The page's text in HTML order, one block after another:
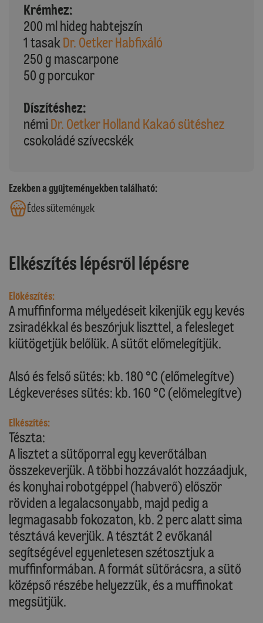
Krémhez:
200 ml hideg habtejszín
1 tasak Dr. Oetker Habfixáló
250 g mascarpone
50 g porcukor
Díszítéshez:
némiDr. Oetker Holland Kakaó sütéshez
csokoládé szívecskék
Ezekben a gyűjteményekben található:
Édes sütemények
Elkészítés lépésről lépésre
Előkészítés:
A muffinforma mélyedéseit kikenjük egy kevés
zsiradékkal és beszórjuk liszttel, a felesleget
kiütögetjük belőlük. A sütőt előmelegítjük.
Alsó és felső sütés: kb. 180 °C (előmelegítve)
Légkeveréses sütés: kb. 160 °C (előmelegítve)
Elkészítés:
Tészta:
A lisztet a sütőporral egy keverőtálban
összekeverjük. A többi hozzávalót hozzáadjuk,
és konyhai robotgéppel (habverő) először
röviden a legalacsonyabb, majd pedig a
legmagasabb fokozaton, kb. 2 perc alatt sima
tésztává keverjük. A tésztát 2 evőkanál
segítségével egyenletesen szétosztjuk a
muffinformában. A formát sütőrácsra, a sütő
középső részébe helyezzük, és a muffinokat
megsütjük.